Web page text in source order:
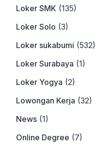
Loker SMK (135)
Loker Solo (3)
Loker sukabumi (532)
Loker Surabaya (1)
Loker Yogya (2)
Lowongan Kerja (32)
News (1)
Online Degree (7)